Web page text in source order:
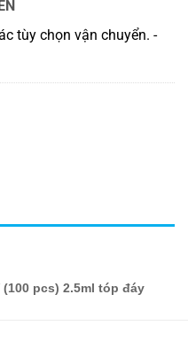
tùy chọn vận chuyển. -
(100 pcs) 2.5ml tóp đáy